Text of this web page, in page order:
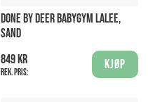
DONE BY DEER BABYGYM LALEE,
SAND
849 kr
Rek. pris:
Kjøp